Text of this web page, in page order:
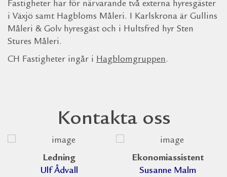
Fastigheter har för närvarande två externa hyresgäster
i Växjö samt Hagbloms Måleri. I Karlskrona är Gullins
Måleri & Golv hyresgäst och i Hultsfred hyr Sten
Stures Måleri.
CH Fastigheter ingår i Hagblomgruppen.
Kontakta oss
Ledning
Ulf Ådvall
Ekonomiassistent
Susanne Malm